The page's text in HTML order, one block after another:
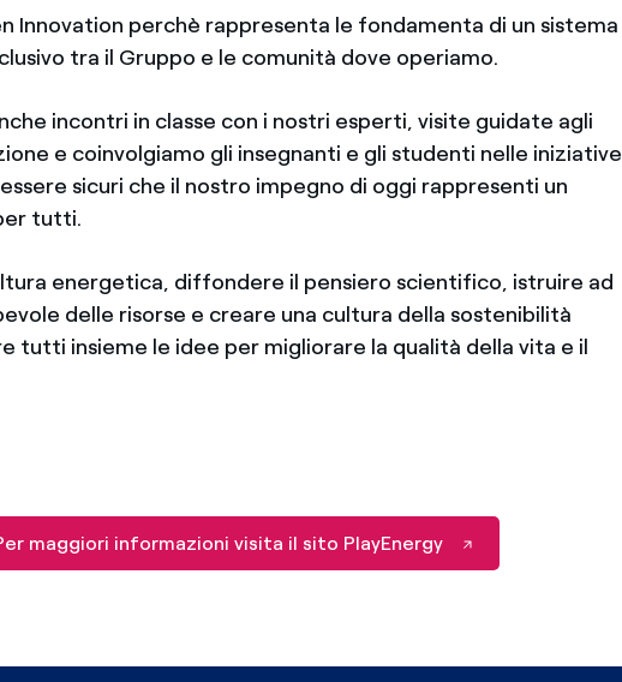
Innovation perchè rappresenta le fondamenta di un sistema
tra il Gruppo e le comunità dove operiamo.
incontri in classe con i nostri esperti, visite guidate agli
e coinvolgiamo gli insegnanti e gli studenti nelle iniziative
sicuri che il nostro impegno di oggi rappresenti un
tutti.
energetica, diffondere il pensiero scientifico, istruire ad
delle risorse e creare una cultura della sostenibilità
tutti insieme le idee per migliorare la qualità della vita e il
maggiori informazioni visita il sito PlayEnergy